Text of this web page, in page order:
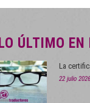
LO ÚLTIMO EN
La
22 julio 2026